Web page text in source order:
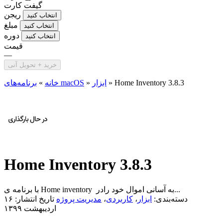
گیفت کارت
ریجن
انتخاب کنید
مبلغ انتخاب کنید
دوره انتخاب کنید
قیمت
—
خرید + تحویل آنی
خانه » برنامه‌های macOS » ابزار » Home Inventory 3.8.3
Home Inventory 3.8.3
با برنامه ی Home inventory به آسانی اموال خود رادر...
دسته‌بندی: ابزار ، کاربردی، مدیریت پروژه
تاریخ انتشار: ۱۶
اردیبهشت ۱۳۹۹